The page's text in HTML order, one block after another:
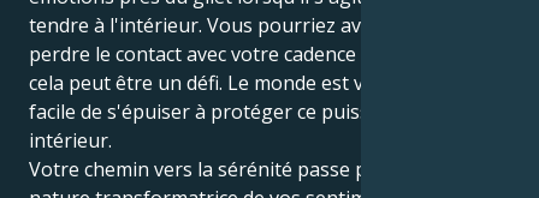
tendre à l'intérieur. Vous pourriez avoir tendance à
perdre le contact avec votre cadence émotionnelle, et
cela peut être un défi. Le monde est vaste et il est
facile de s'épuiser à protéger ce puissant terrain
intérieur.
Votre chemin vers la sérénité passe par l'accueil de la